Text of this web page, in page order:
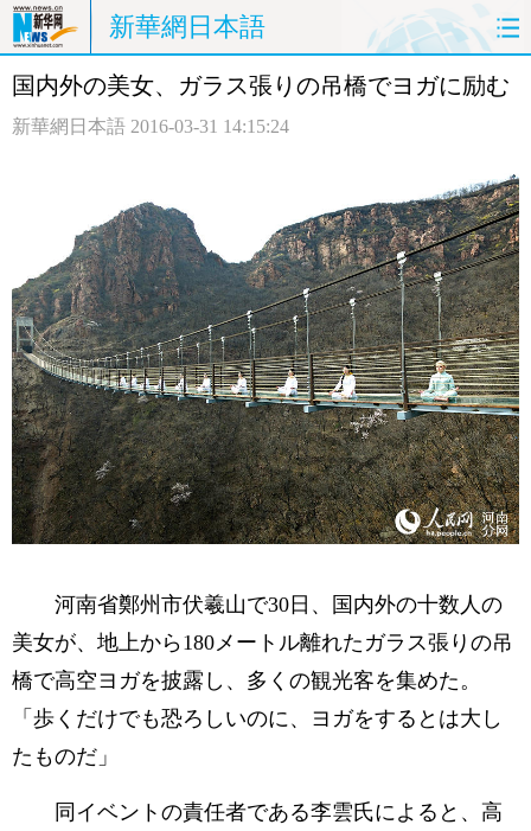
新華網日本語
ホームページ 政治 経済
写真
中日対訳
国内外の美女、ガラス張りの吊橋でヨガに励む
新華網日本語 2016-03-31 14:15:24
河南省鄭州市伏羲山で30日、国内外の十数人の
美女が、地上から180メートル離れたガラス張りの吊
橋で高空ヨガを披露し、多くの観光客を集めた。
「歩くだけでも恐ろしいのに、ヨガをするとは大し
たものだ」
同イベントの責任者である李雲氏によると、高